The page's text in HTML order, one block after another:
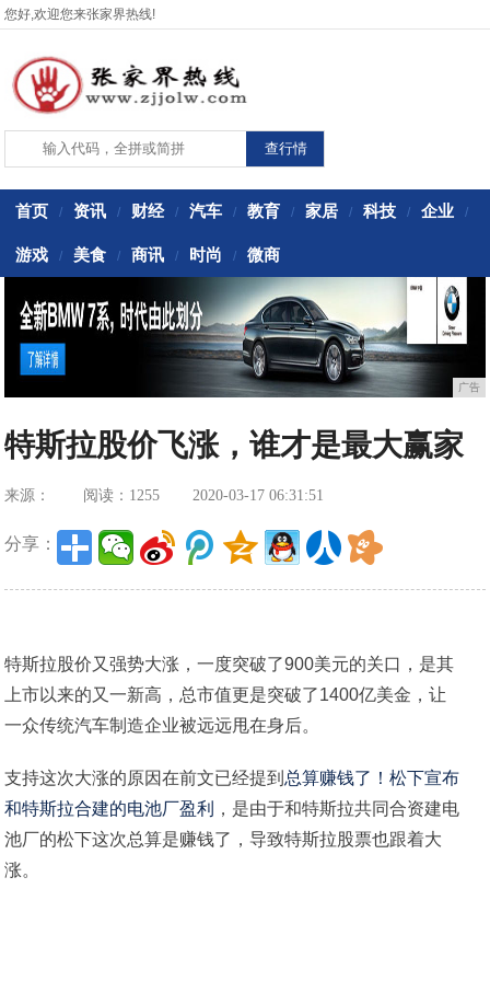
您好,欢迎您来张家界热线!
首页 / 资讯 / 财经 / 汽车 / 教育 / 家居 / 科技 / 企业 /
游戏 / 美食 / 商讯 / 时尚 / 微商
广告
特斯拉股价飞涨，谁才是最大赢家
来源： 阅读：1255 2020-03-17 06:31:51
分享：
特斯拉股价又强势大涨，一度突破了900美元的关口，是其
上市以来的又一新高，总市值更是突破了1400亿美金，让
一众传统汽车制造企业被远远甩在身后。
支持这次大涨的原因在前文已经提到 总算赚钱了！松下宣布
和特斯拉合建的电池厂盈利
，是由于和特斯拉共同合资建电
池厂的松下这次总算是赚钱了，导致特斯拉股票也跟着大
涨。